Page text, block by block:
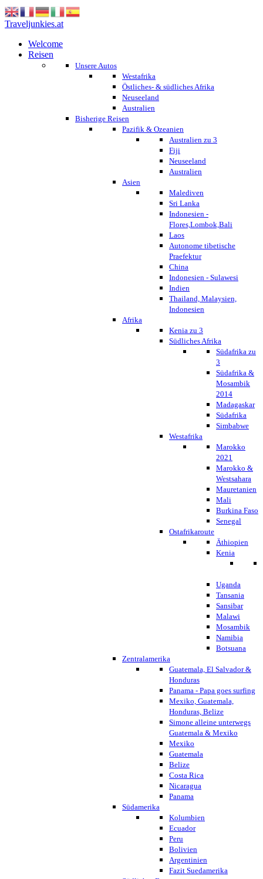
Traveljunkies.at
Welcome
Reisen
Unsere Autos
Westafrika
Östliches- & südliches Afrika
Neuseeland
Australien
Bisherige Reisen
Pazifik & Ozeanien
Australien zu 3
Fiji
Neuseeland
Australien
Asien
Malediven
Sri Lanka
Indonesien -
Flores,Lombok,Bali
Laos
Autonome tibetische
Praefektur
China
Indonesien - Sulawesi
Indien
Thailand, Malaysien,
Indonesien
Afrika
Kenia zu 3
Südliches Afrika
Südafrika zu
3
Südafrika &
Mosambik
2014
Madagaskar
Südafrika
Simbabwe
Westafrika
Marokko
2021
Marokko &
Westsahara
Mauretanien
Mali
Burkina Faso
Senegal
Ostafrikaroute
Äthiopien
Kenia
Uganda
Tansania
Sansibar
Malawi
Mosambik
Namibia
Botsuana
Zentralamerika
Guatemala, El Salvador &
Honduras
Panama - Papa goes surfing
Mexiko, Guatemala,
Honduras, Belize
Simone alleine unterwegs
Guatemala & Mexiko
Mexiko
Guatemala
Belize
Costa Rica
Nicaragua
Panama
Südamerika
Kolumbien
Ecuador
Peru
Bolivien
Argentinien
Fazit Suedamerika